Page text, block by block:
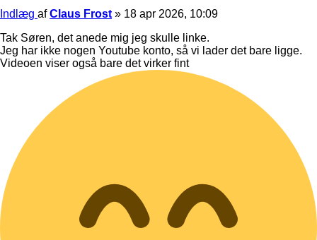
Indlæg afClaus Frost » 18 apr 2026, 10:09
Tak Søren, det anede mig jeg skulle linke.
Jeg har ikke nogen Youtube konto, så vi lader det bare ligge.
Videoen viser også bare det virker fint